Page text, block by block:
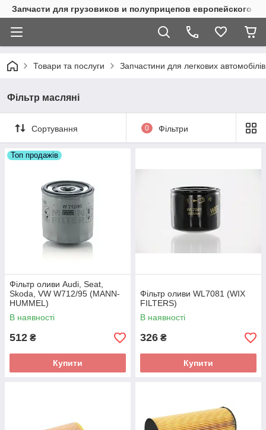
Запчасти для грузовиков и полуприцепов европейского
Товари та послуги Запчастини для легкових автомобілів
Фільтр масляні
Сортування 0 Фільтри
Топ продажів
Фільтр оливи Audi, Seat,
Skoda, VW W712/95 (MANN-
HUMMEL)
В наявності
512 ₴
Купити
Фільтр оливи WL7081 (WIX
FILTERS)
В наявності
326 ₴
Купити